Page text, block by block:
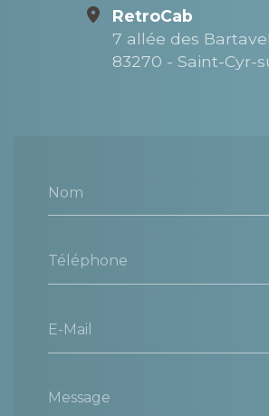
Nom
Téléphone
E-Mail
Message
RetroCab
7 allée des
83270 - Saint-Cyr-